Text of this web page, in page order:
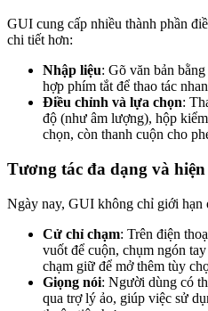
GUI cung cấp nhiều thành phần
chi tiết hơn:
Nhập liệu: Gõ văn bản
hợp phím tắt để thao tác
Điều chỉnh và lựa chọn:
độ (như âm lượng), hộp
chọn, còn thanh cuộn cho
Tương tác đa dạng và
Ngày nay, GUI không chỉ giới hạn
Cử chỉ chạm: Trên điện
vuốt để cuộn, chụm ngón
chạm giữ để mở thêm tùy
Giọng nói: Người dùng có
qua trợ lý ảo, giúp việc sử